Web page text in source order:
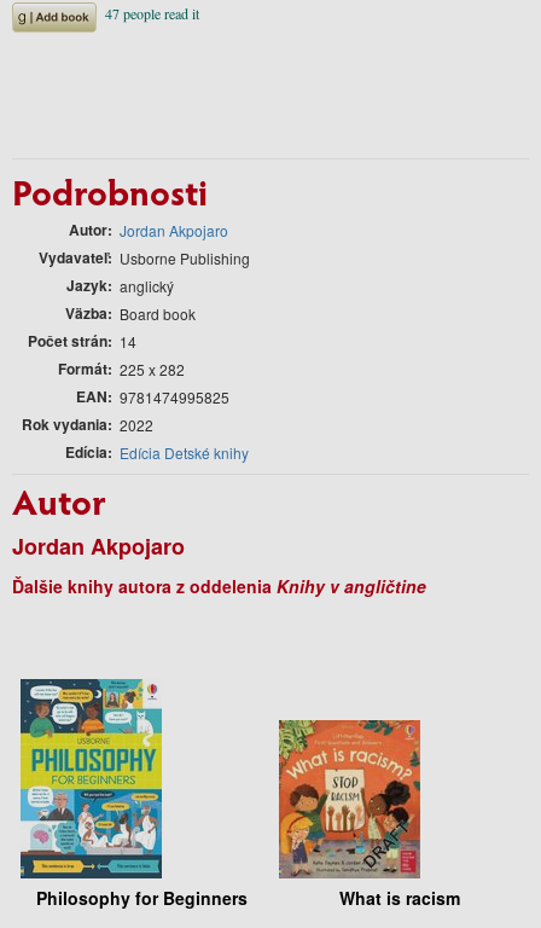
Podrobnosti
Autor Jordan Akpojaro
Vydavateľ Usborne Publishing
Jazyk anglický
Väzba Board book
Počet strán 14
Formát 225 x 282
EAN 9781474995825
Rok vydania 2022
Edícia Edícia Detské knihy
Autor
Jordan Akpojaro
Ďalšie knihy autora z oddelenia Knihy v angličtine
Philosophy for Beginners What is racism